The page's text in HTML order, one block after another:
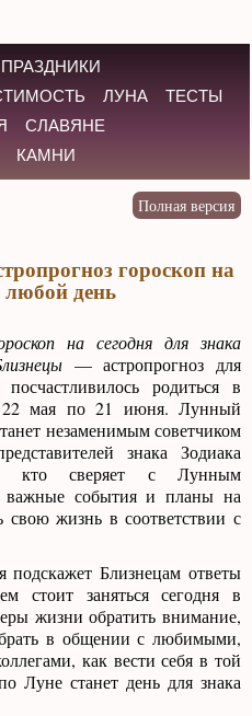
ПРАЗДНИКИ
ЛУНА
ТЕСТЫ
СЛАВЯНЕ
КАМНИ
гороскоп на
любой день
на сегодня для знака
— астропрогноз для
родиться в
мая по 21 июня. Лунный
незаменимым советчиком
знака Зодиака
кто сверяет с Лунным
важные события и планы на
свою жизнь в соответствии с
подскажет Близнецам ответы
стоит заняться сегодня в
жизни обратить внимание,
в общении с любимыми,
как вести себя в той
Луне станет день для знака